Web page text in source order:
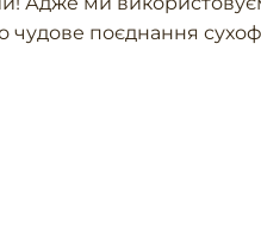
поєднання